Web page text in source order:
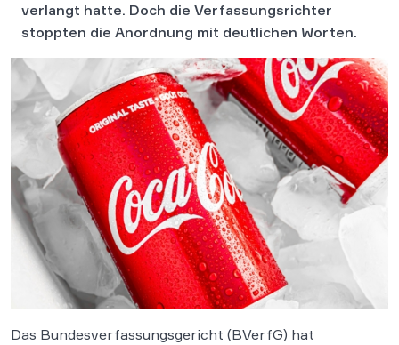
verlangt hatte. Doch die Verfassungsrichter
stoppten die Anordnung mit deutlichen Worten.
Das Bundesverfassungsgericht (BVerfG) hat